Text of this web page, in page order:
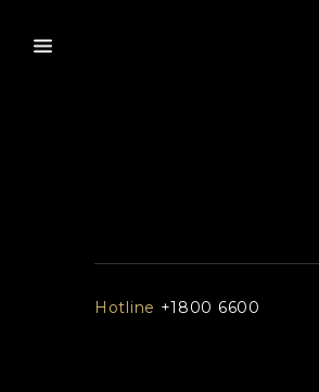
Hotline +1800 6600